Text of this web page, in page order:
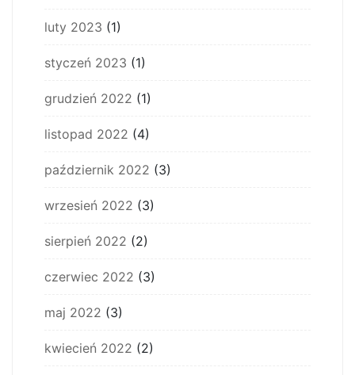
luty 2023 (1)
styczeń 2023 (1)
grudzień 2022 (1)
listopad 2022 (4)
październik 2022 (3)
wrzesień 2022 (3)
sierpień 2022 (2)
czerwiec 2022 (3)
maj 2022 (3)
kwiecień 2022 (2)